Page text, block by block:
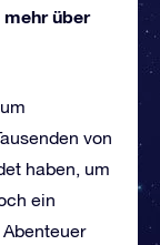
mehr über
von
haben, um
ein